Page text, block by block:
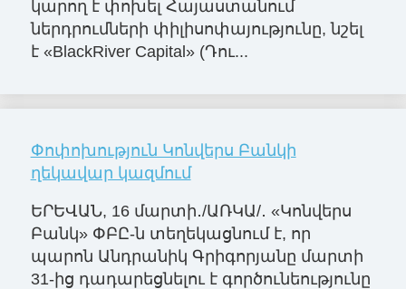
կարող է փոխել Հայաստանում
ներդրումների փիլիսոփայությունը, նշել
է «BlackRiver Capital» (Դու...
Փոփոխություն Կոնվերս Բանկի
ղեկավար կազմում
ԵՐԵՎԱՆ, 16 մարտի․/ԱՌԿԱ/․ «Կոնվերս
Բանկ» ՓԲԸ-ն տեղեկացնում է, որ
պարոն Անդրանիկ Գրիգորյանը մարտի
31-ից դադարեցնելու է գործունեությունը